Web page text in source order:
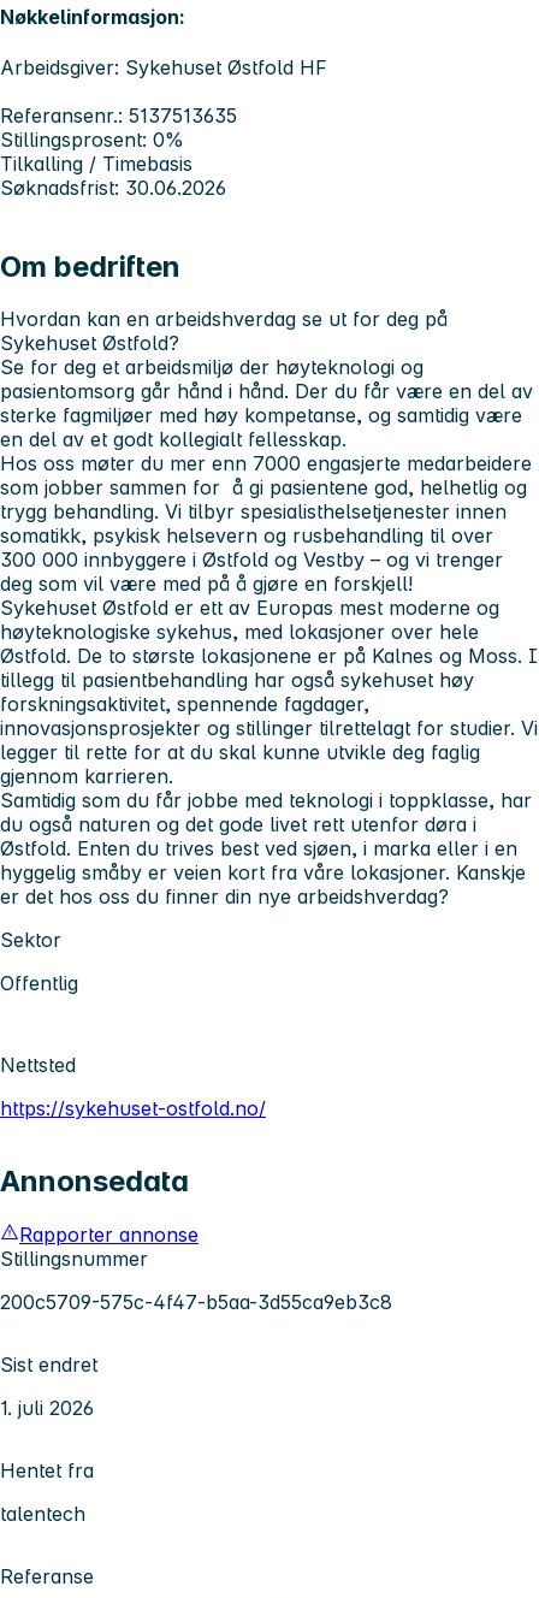
Nøkkelinformasjon:
Arbeidsgiver: Sykehuset Østfold HF
Referansenr.: 5137513635
Stillingsprosent: 0%
Tilkalling / Timebasis
Søknadsfrist: 30.06.2026
Om bedriften
Hvordan kan en arbeidshverdag se ut for deg på
Sykehuset Østfold?
Se for deg et arbeidsmiljø der høyteknologi og
pasientomsorg går hånd i hånd. Der du får være en del av
sterke fagmiljøer med høy kompetanse, og samtidig være
en del av et godt kollegialt fellesskap.
Hos oss møter du mer enn 7000 engasjerte medarbeidere
som jobber sammen for å gi pasientene god, helhetlig og
trygg behandling. Vi tilbyr spesialisthelsetjenester innen
somatikk, psykisk helsevern og rusbehandling til over
300 000 innbyggere i Østfold og Vestby – og vi trenger
deg som vil være med på å gjøre en forskjell!
Sykehuset Østfold er ett av Europas mest moderne og
høyteknologiske sykehus, med lokasjoner over hele
Østfold. De to største lokasjonene er på Kalnes og Moss. I
tillegg til pasientbehandling har også sykehuset høy
forskningsaktivitet, spennende fagdager,
innovasjonsprosjekter og stillinger tilrettelagt for studier. Vi
legger til rette for at du skal kunne utvikle deg faglig
gjennom karrieren.
Samtidig som du får jobbe med teknologi i toppklasse, har
du også naturen og det gode livet rett utenfor døra i
Østfold. Enten du trives best ved sjøen, i marka eller i en
hyggelig småby er veien kort fra våre lokasjoner. Kanskje
er det hos oss du finner din nye arbeidshverdag?
Sektor
Offentlig
Nettsted
https://sykehuset-ostfold.no/
Annonsedata
Rapporter annonse
Stillingsnummer
200c5709-575c-4f47-b5aa-3d55ca9eb3c8
Sist endret
1. juli 2026
Hentet fra
talentech
Referanse